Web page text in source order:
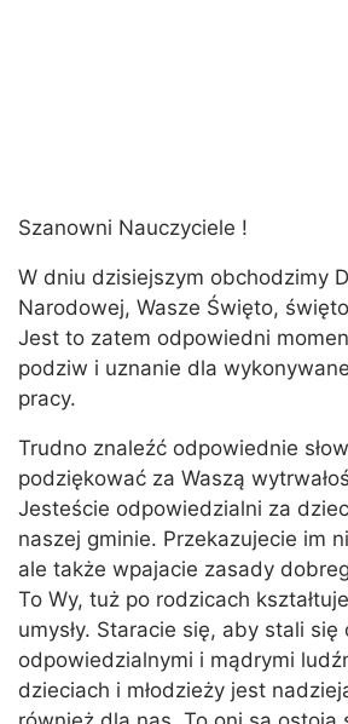
Szanowni Nauczyciele !
W dniu dzisiejszym obchodzimy
Narodowej, Wasze Święto,
Jest to zatem odpowiedni
podziw i uznanie dla
pracy.
Trudno znaleźć odpowiednie
podziękować za Waszą
Jesteście odpowiedzialni za
naszej gminie. Przekazujecie im
ale także wpajacie zasady
To Wy, tuż po rodzicach
umysły. Staracie się, aby stali się
odpowiedzialnymi i mądrymi
dzieciach i młodzieży jest